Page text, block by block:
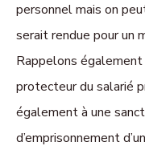
personnel mais on
serait rendue pour un
Rappelons
protecteur du salarié
également à une
d’emprisonnement